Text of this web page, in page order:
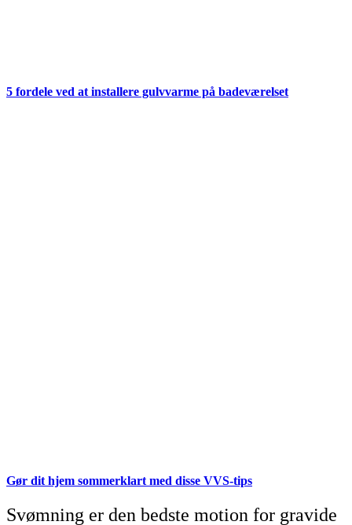
5 fordele ved at installere gulvvarme på badeværelset
Gør dit hjem sommerklart med disse VVS-tips
Svømning er den bedste motion for gravide